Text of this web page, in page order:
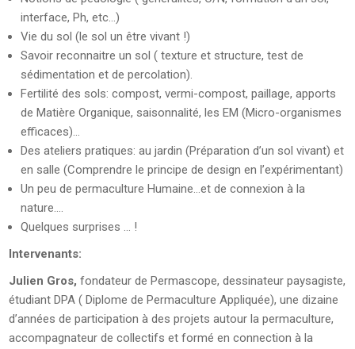
interface, Ph, etc…)
Vie du sol (le sol un être vivant !)
Savoir reconnaitre un sol ( texture et structure, test de
sédimentation et de percolation).
Fertilité des sols: compost, vermi-compost, paillage, apports
de Matière Organique, saisonnalité, les EM (Micro-organismes
efficaces)…
Des ateliers pratiques: au jardin (Préparation d’un sol vivant) et
en salle (Comprendre le principe de design en l’expérimentant)
Un peu de permaculture Humaine…et de connexion à la
nature….
Quelques surprises … !
Intervenants:
Julien Gros, fondateur de Permascope, dessinateur paysagiste,
étudiant DPA ( Diplome de Permaculture Appliquée), une dizaine
d’années de participation à des projets autour la permaculture,
accompagnateur de collectifs et formé en connection à la